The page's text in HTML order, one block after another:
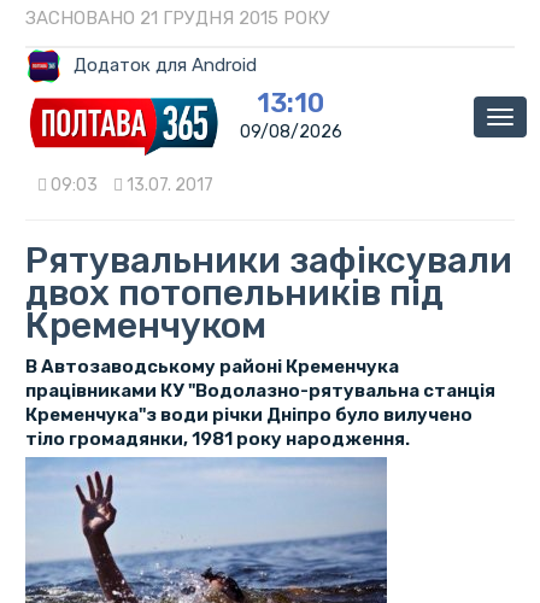
ЗАСНОВАНО 21 ГРУДНЯ 2015 РОКУ
Додаток для Android
13:10
09/08/2026
09:03 13.07. 2017
Рятувальники зафіксували
двох потопельників під
Кременчуком
В Автозаводському районі Кременчука
працівниками КУ "Водолазно-рятувальна станція
Кременчука"з води річки Дніпро було вилучено
тіло громадянки, 1981 року народження.